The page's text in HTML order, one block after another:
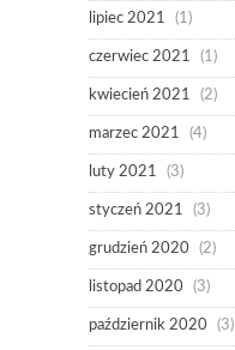
lipiec 2021 (1)
czerwiec 2021 (1)
kwiecień 2021 (2)
marzec 2021 (4)
luty 2021 (3)
styczeń 2021 (3)
grudzień 2020 (2)
listopad 2020 (3)
październik 2020 (3)